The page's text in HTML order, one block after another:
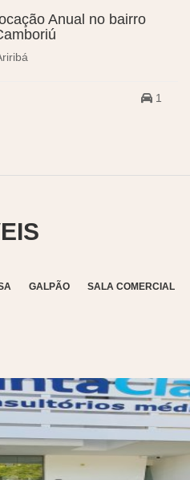
Anual no bairro
1
GALPÃO SALA COMERCIAL